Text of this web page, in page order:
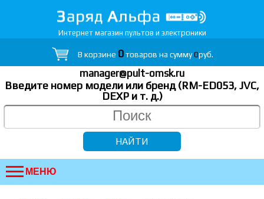
Интернет магазин пультов и электроники
В корзине 0товаров на сумму0руб.
manager@pult-omsk.ru
Введите номер модели или бренд (RM-ED053, JVC,
DEXP и т. д.)
МЕНЮ